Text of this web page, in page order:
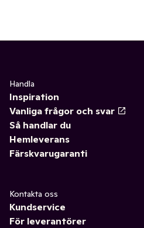
Handla
Inspiration
Vanliga frågor och svar
Så handlar du
Hemleverans
Färskvarugaranti
Kontakta oss
Kundservice
För leverantörer